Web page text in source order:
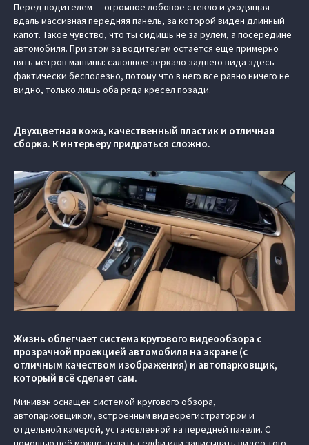
Перед водителем — огромное лобовое стекло и уходящая
вдаль массивная передняя панель, за которой виден длинный
капот. Такое чувство, что ты сидишь не за рулем, а посередине
автомобиля. При этом за водителем остается еще примерно
пять метров машины: салонное зеркало заднего вида здесь
фактически бесполезно, потому что в него все равно ничего не
видно, только лишь оба ряда кресел позади.
Двухцветная кожа, качественный пластик и отличная
сборка. К интерьеру придраться сложно.
Жизнь облегчает система кругового видеообзора с
прозрачной проекцией автомобиля на экране (c
отличным качеством изображения) и автопарковщик,
который всё сделает сам.
Минивэн оснащен системой кругового обзора,
автопарковщиком, встроенным видеорегистратором и
отдельной камерой, установленной на передней панели. С